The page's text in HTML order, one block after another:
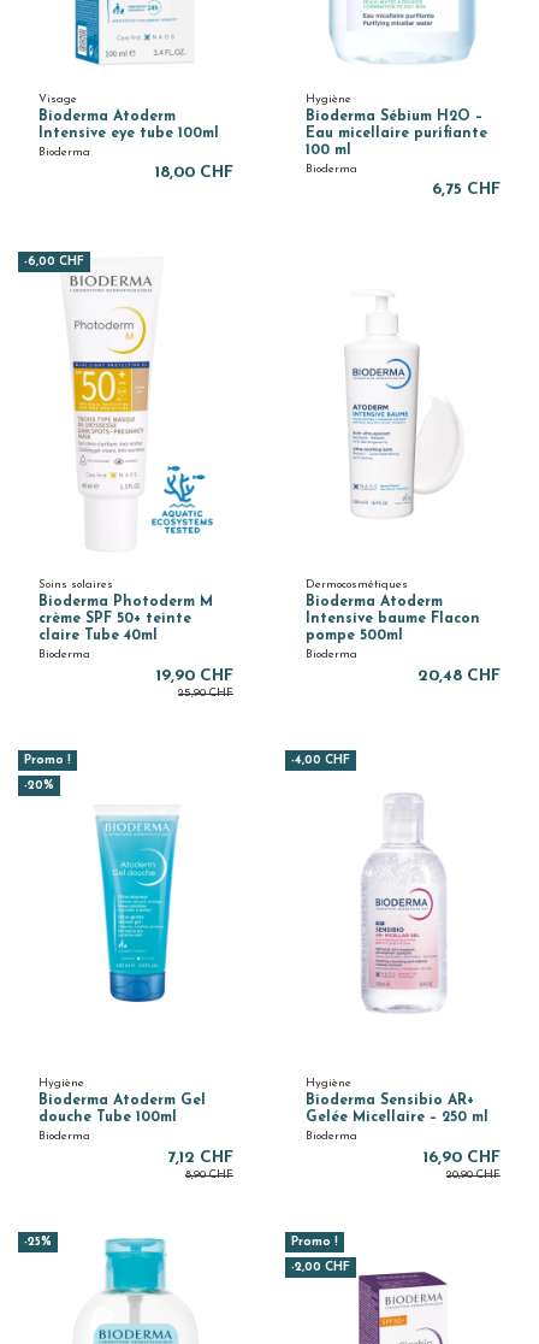
Visage
Bioderma Atoderm
Intensive eye tube 100ml
Bioderma
18,00 CHF
Hygiène
Bioderma Sébium H2O –
Eau micellaire purifiante
100 ml
Bioderma
6,75 CHF
-6,00 CHF
Soins solaires
Bioderma Photoderm M
crème SPF 50+ teinte
claire Tube 40ml
Bioderma
19,90 CHF
25,90 CHF
Dermocosmétiques
Bioderma Atoderm
Intensive baume Flacon
pompe 500ml
Bioderma
20,48 CHF
Promo !
-20%
Hygiène
Bioderma Atoderm Gel
douche Tube 100ml
Bioderma
7,12 CHF
8,90 CHF
-4,00 CHF
Hygiène
Bioderma Sensibio AR+
Gelée Micellaire – 250 ml
Bioderma
16,90 CHF
20,90 CHF
-25%
Promo !
-2,00 CHF